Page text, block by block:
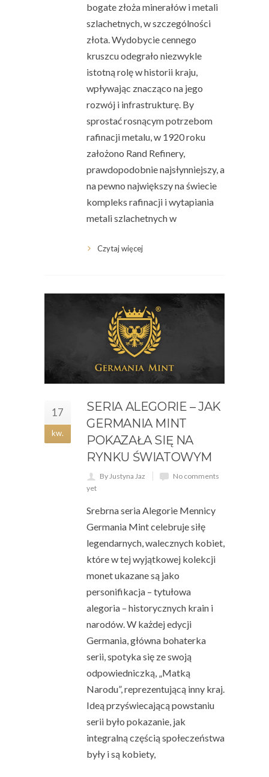
bogate złoża minerałów i metali
szlachetnych, w szczególności
złota. Wydobycie cennego
kruszcu odegrało niezwykle
istotną rolę w historii kraju,
wpływając znacząco na jego
rozwój i infrastrukturę. By
sprostać rosnącym potrzebom
rafinacji metalu, w 1920 roku
założono Rand Refinery,
prawdopodobnie najsłynniejszy, a
na pewno największy na świecie
kompleks rafinacji i wytapiania
metali szlachetnych w
Czytaj więcej
17
kw.
SERIA ALEGORIE – JAK
GERMANIA MINT
POKAZAŁA SIĘ NA
RYNKU ŚWIATOWYM
By Justyna Jaz
No comments
yet
Srebrna seria Alegorie Mennicy
Germania Mint celebruje siłę
legendarnych, walecznych kobiet,
które w tej wyjątkowej kolekcji
monet ukazane są jako
personifikacja – tytułowa
alegoria – historycznych krain i
narodów. W każdej edycji
Germania, główna bohaterka
serii, spotyka się ze swoją
odpowiedniczką, „Matką
Narodu”, reprezentującą inny kraj.
Ideą przyświecającą powstaniu
serii było pokazanie, jak
integralną częścią społeczeństwa
były i są kobiety,